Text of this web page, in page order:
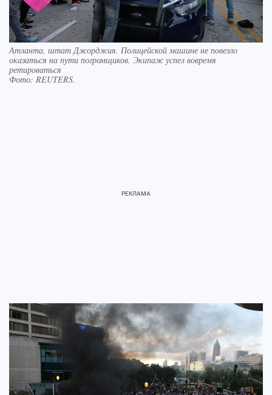
Атланта, штат Джорджия. Полицейской машине не повезло
оказаться на пути погромщиков. Экипаж успел вовремя
ретироваться
Фото: REUTERS.